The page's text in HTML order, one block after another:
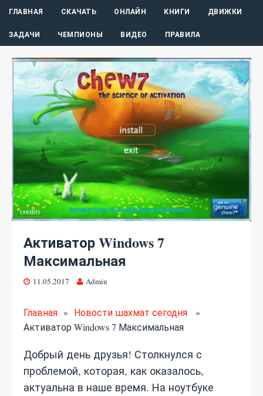
ГЛАВНАЯ СКАЧАТЬ ОНЛАЙН КНИГИ ДВИЖКИ
ЗАДАЧИ ЧЕМПИОНЫ ВИДЕО ПРАВИЛА
Активатор Windows 7
Максимальная
11.05.2017 Admin
Главная » Новости шахмат сегодня »
Активатор Windows 7 Максимальная
Добрый день друзья! Столкнулся с
проблемой, которая, как оказалось,
актуальна в наше время. На ноутбуке